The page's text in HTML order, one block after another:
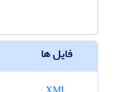
فایل ها